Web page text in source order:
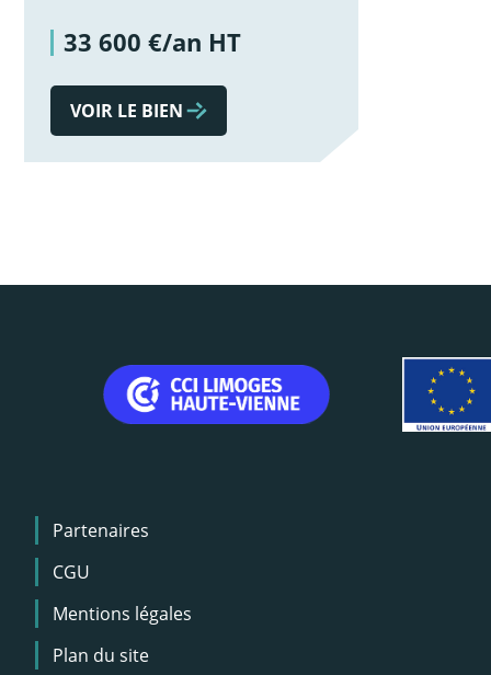
33 600 €/an HT
VOIR LE BIEN
Menu
Pied
de
page
Partenaires
CGU
Mentions légales
Plan du site